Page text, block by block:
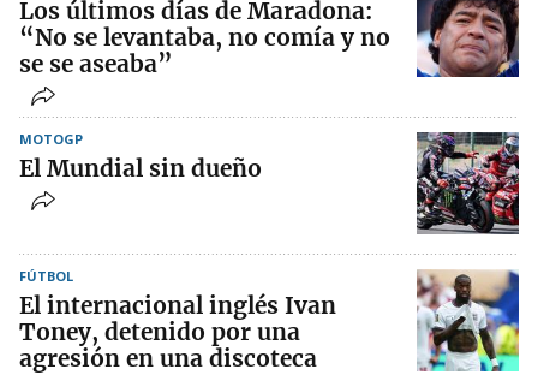
Los últimos días de Maradona:
“No se levantaba, no comía y no
se se aseaba”
MOTOGP
El Mundial sin dueño
FÚTBOL
El internacional inglés Ivan
Toney, detenido por una
agresión en una discoteca